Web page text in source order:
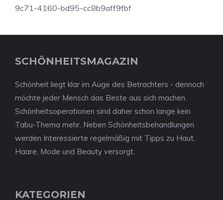
9c71-4160-bd95-cc8b9aff9fbf
SCHÖNHEITSMAGAZIN
Schönheit liegt klar im Auge des Betrachters - dennoch
möchte jeder Mensch das Beste aus sich machen.
Schönheitsoperationen sind daher schon lange kein
Tabu-Thema mehr. Neben Schönheitsbehandlungen
werden Interessierte regelmäßig mit Tipps zu Haut,
Haare, Mode und Beauty versorgt.
KATEGORIEN